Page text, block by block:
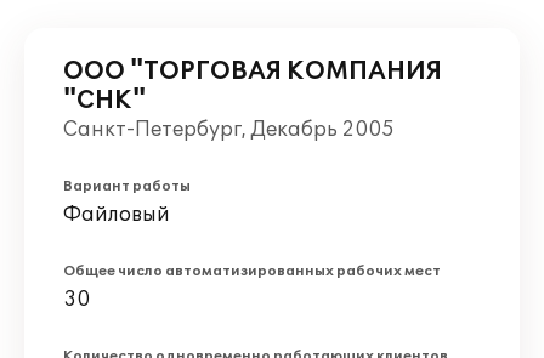
ООО "ТОРГОВАЯ КОМПАНИЯ
"СНК"
Санкт-Петербург, Декабрь 2005
Вариант работы
Файловый
Общее число автоматизированных рабочих мест
30